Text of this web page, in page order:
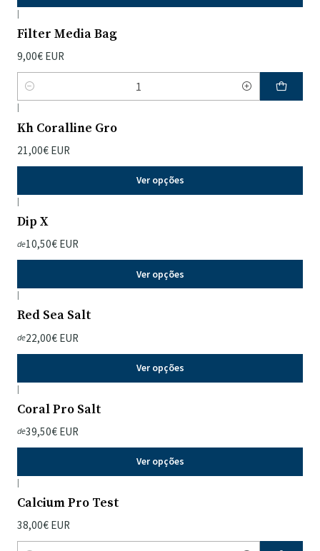
|
Filter Media Bag
9,00€ EUR
Quantidade
|
Kh Coralline Gro
21,00€ EUR
Ver opções
|
Dip X
de10,50€ EUR
Ver opções
|
Red Sea Salt
de22,00€ EUR
Ver opções
|
Coral Pro Salt
de39,50€ EUR
Ver opções
|
Calcium Pro Test
38,00€ EUR